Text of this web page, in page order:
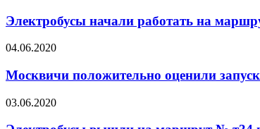
Электробусы начали работать на
04.06.2020
Москвичи положительно оценили
03.06.2020